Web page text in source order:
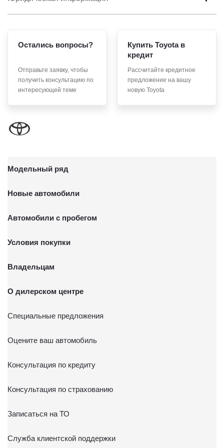
Остались вопросы?
Отправьте заявку, чтобы
получить консультацию по
интересующей теме
Купить Toyota в
кредит
Рассчитайте кредитное
предложение на вашу
новую Toyota
Модельный ряд
Новые автомобили
Автомобили с пробегом
Условия покупки
Владельцам
О дилерском центре
Специальные предложения
Оцените ваш автомобиль
Консультация по кредиту
Консультация по страхованию
Записаться на ТО
Служба клиентской поддержки